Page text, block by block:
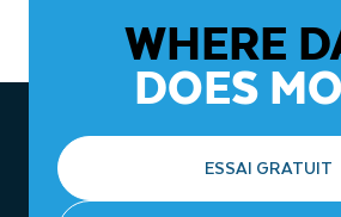
WHERE
DOES
ESSAI GRATUIT